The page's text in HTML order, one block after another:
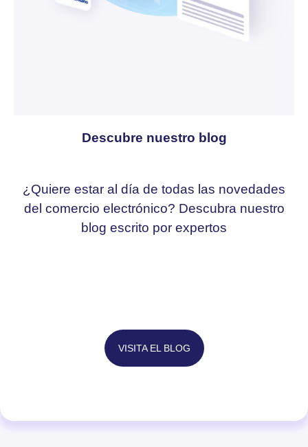
Descubre nuestro blog
¿Quiere estar al día de todas las novedades
del comercio electrónico? Descubra nuestro
blog escrito por expertos
VISITA EL BLOG